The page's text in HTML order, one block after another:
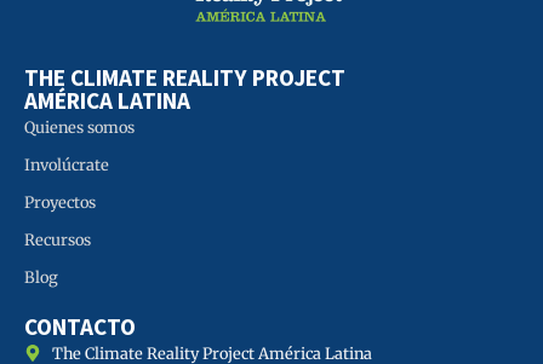
THE CLIMATE REALITY PROJECT
AMÉRICA LATINA
Quienes somos
Involúcrate
Proyectos
Recursos
Blog
CONTACTO
The Climate Reality Project América Latina